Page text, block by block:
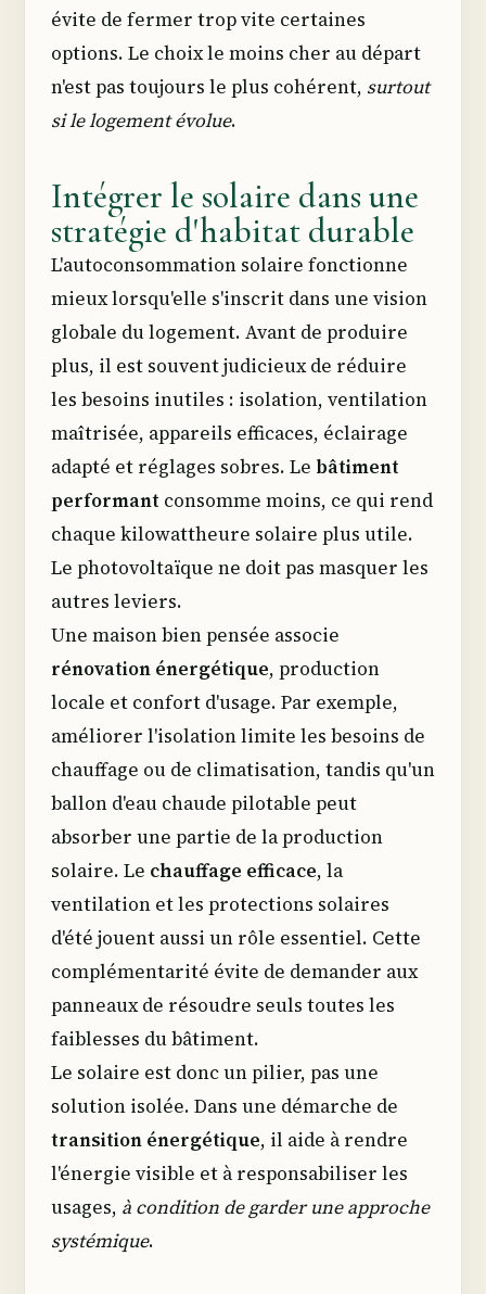
évite de fermer trop vite certaines
options. Le choix le moins cher au départ
n'est pas toujours le plus cohérent, surtout
si le logement évolue.
Intégrer le solaire dans une
stratégie d'habitat durable
L'autoconsommation solaire fonctionne
mieux lorsqu'elle s'inscrit dans une vision
globale du logement. Avant de produire
plus, il est souvent judicieux de réduire
les besoins inutiles : isolation, ventilation
maîtrisée, appareils efficaces, éclairage
adapté et réglages sobres. Le bâtiment
performant consomme moins, ce qui rend
chaque kilowattheure solaire plus utile.
Le photovoltaïque ne doit pas masquer les
autres leviers.
Une maison bien pensée associe
rénovation énergétique, production
locale et confort d'usage. Par exemple,
améliorer l'isolation limite les besoins de
chauffage ou de climatisation, tandis qu'un
ballon d'eau chaude pilotable peut
absorber une partie de la production
solaire. Le chauffage efficace, la
ventilation et les protections solaires
d'été jouent aussi un rôle essentiel. Cette
complémentarité évite de demander aux
panneaux de résoudre seuls toutes les
faiblesses du bâtiment.
Le solaire est donc un pilier, pas une
solution isolée. Dans une démarche de
transition énergétique, il aide à rendre
l'énergie visible et à responsabiliser les
usages, à condition de garder une approche
systémique.